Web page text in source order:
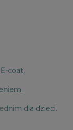
coat,
dla dzieci.